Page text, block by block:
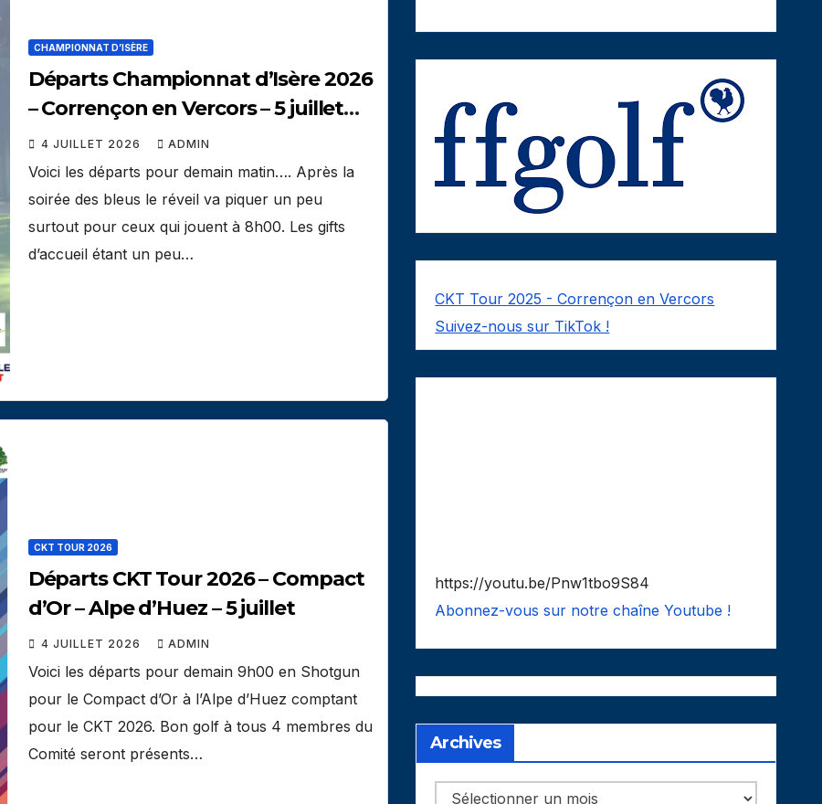
CHAMPIONNAT D’ISÈRE
Départs Championnat d’Isère 2026
– Corrençon en Vercors – 5 juillet
2026
4 JUILLET 2026 ADMIN
Voici les départs pour demain matin…. Après la
soirée des bleus le réveil va piquer un peu
surtout pour ceux qui jouent à 8h00. Les gifts
d’accueil étant un peu…
CKT TOUR 2026
Départs CKT Tour 2026 – Compact
d’Or – Alpe d’Huez – 5 juillet
4 JUILLET 2026 ADMIN
Voici les départs pour demain 9h00 en Shotgun
pour le Compact d’Or à l’Alpe d’Huez comptant
pour le CKT 2026. Bon golf à tous 4 membres du
Comité seront présents…
CKT Tour 2025 - Corrençon en Vercors
Suivez-nous sur TikTok !
https://youtu.be/Pnw1tbo9S84
Abonnez-vous sur notre chaîne Youtube !
Archives
Archives